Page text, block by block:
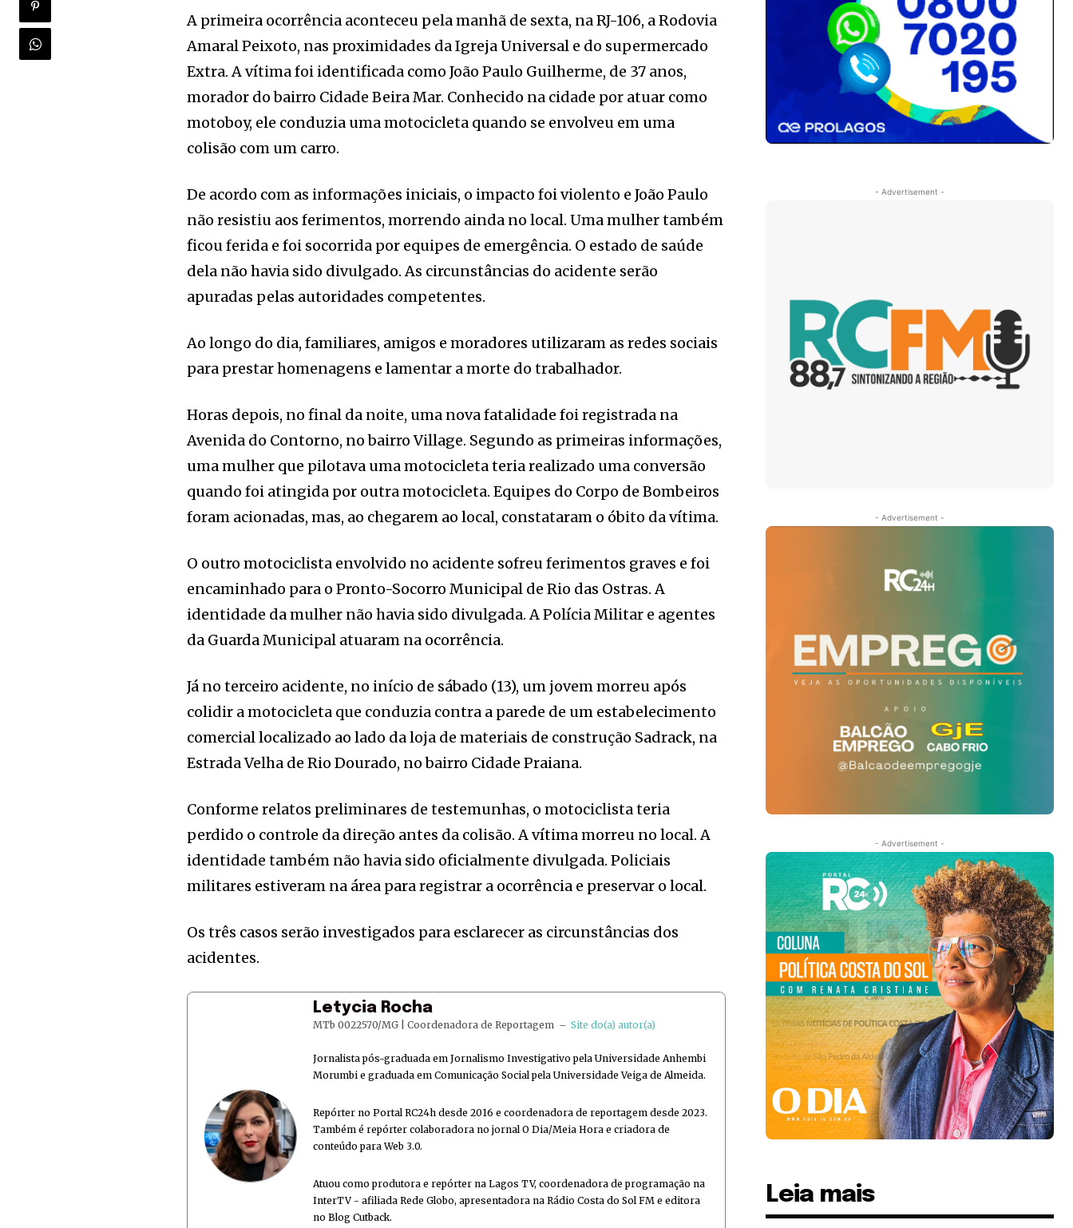
A primeira ocorrência aconteceu pela manhã de sexta, na RJ-106, a Rodovia
Amaral Peixoto, nas proximidades da Igreja Universal e do supermercado
Extra. A vítima foi identificada como João Paulo Guilherme, de 37 anos,
morador do bairro Cidade Beira Mar. Conhecido na cidade por atuar como
motoboy, ele conduzia uma motocicleta quando se envolveu em uma
colisão com um carro.
De acordo com as informações iniciais, o impacto foi violento e João Paulo
não resistiu aos ferimentos, morrendo ainda no local. Uma mulher também
ficou ferida e foi socorrida por equipes de emergência. O estado de saúde
dela não havia sido divulgado. As circunstâncias do acidente serão
apuradas pelas autoridades competentes.
Ao longo do dia, familiares, amigos e moradores utilizaram as redes sociais
para prestar homenagens e lamentar a morte do trabalhador.
Horas depois, no final da noite, uma nova fatalidade foi registrada na
Avenida do Contorno, no bairro Village. Segundo as primeiras informações,
uma mulher que pilotava uma motocicleta teria realizado uma conversão
quando foi atingida por outra motocicleta. Equipes do Corpo de Bombeiros
foram acionadas, mas, ao chegarem ao local, constataram o óbito da vítima.
O outro motociclista envolvido no acidente sofreu ferimentos graves e foi
encaminhado para o Pronto-Socorro Municipal de Rio das Ostras. A
identidade da mulher não havia sido divulgada. A Polícia Militar e agentes
da Guarda Municipal atuaram na ocorrência.
Já no terceiro acidente, no início de sábado (13), um jovem morreu após
colidir a motocicleta que conduzia contra a parede de um estabelecimento
comercial localizado ao lado da loja de materiais de construção Sadrack, na
Estrada Velha de Rio Dourado, no bairro Cidade Praiana.
Conforme relatos preliminares de testemunhas, o motociclista teria
perdido o controle da direção antes da colisão. A vítima morreu no local. A
identidade também não havia sido oficialmente divulgada. Policiais
militares estiveram na área para registrar a ocorrência e preservar o local.
Os três casos serão investigados para esclarecer as circunstâncias dos
acidentes.
Letycia Rocha
MTb 0022570/MG | Coordenadora de Reportagem – Site do(a) autor(a)
Jornalista pós-graduada em Jornalismo Investigativo pela Universidade Anhembi
Morumbi e graduada em Comunicação Social pela Universidade Veiga de Almeida.
Repórter no Portal RC24h desde 2016 e coordenadora de reportagem desde 2023.
Também é repórter colaboradora no jornal O Dia/Meia Hora e criadora de
conteúdo para Web 3.0.
Atuou como produtora e repórter na Lagos TV, coordenadora de programação na
InterTV - afiliada Rede Globo, apresentadora na Rádio Costa do Sol FM e editora
no Blog Cutback.
- Advertisement -
- Advertisement -
- Advertisement -
Leia mais